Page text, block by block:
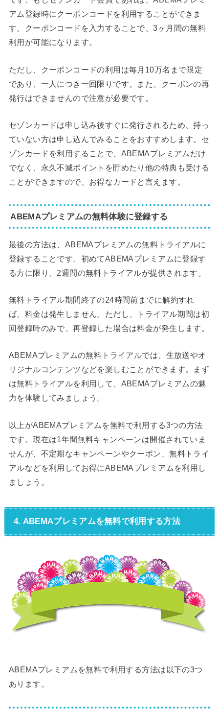
アム登録時にクーポンコードを利用することができま
す。クーポンコードを入力することで、3ヶ月間の無料
利用が可能になります。
ただし、クーポンコードの利用は毎月10万名まで限定
であり、一人につき一回限りです。また、クーポンの再
発行はできませんので注意が必要です。
セゾンカードは申し込み後すぐに発行されるため、持っ
ていない方は申し込んでみることをおすすめします。セ
ゾンカードを利用することで、ABEMAプレミアムだけ
でなく、永久不滅ポイントを貯めたり他の特典も受ける
ことができますので、お得なカードと言えます。
ABEMAプレミアムの無料体験に登録する
最後の方法は、ABEMAプレミアムの無料トライアルに
登録することです。初めてABEMAプレミアムに登録す
る方に限り、2週間の無料トライアルが提供されます。
無料トライアル期間終了の24時間前までに解約すれ
ば、料金は発生しません。ただし、トライアル期間は初
回登録時のみで、再登録した場合は料金が発生します。
ABEMAプレミアムの無料トライアルでは、生放送やオ
リジナルコンテンツなどを楽しむことができます。まず
は無料トライアルを利用して、ABEMAプレミアムの魅
力を体験してみましょう。
以上がABEMAプレミアムを無料で利用する3つの方法
です。現在は1年間無料キャンペーンは開催されていま
せんが、不定期なキャンペーンやクーポン、無料トライ
アルなどを利用してお得にABEMAプレミアムを利用し
ましょう。
4. ABEMAプレミアムを無料で利用する方法
ABEMAプレミアムを無料で利用する方法は以下の3つ
あります。